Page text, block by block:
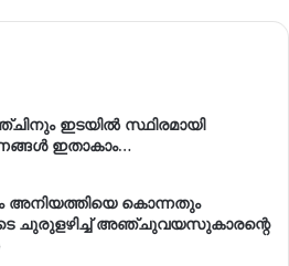
ഇടയിൽ സ്ഥിരമായി
ഇതാകാം…
അനിയത്തിയെ കൊന്നതും
ചുരുളഴിച്ച് അഞ്ചുവയസുകാരന്റെ